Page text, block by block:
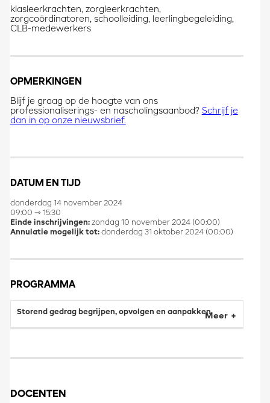
klasleerkrachten, zorgleerkrachten,
zorgcoördinatoren, schoolleiding, leerlingbegeleiding,
CLB-medewerkers
OPMERKINGEN
Blijf je graag op de hoogte van ons
professionaliserings- en nascholingsaanbod? Schrijf je
dan in op onze nieuwsbrief.
DATUM EN TIJD
donderdag 14 november 2024
09:00 ⇾ 15:30
Einde inschrijvingen: zondag 10 november 2024 (00:00)
Annulatie mogelijk tot: donderdag 31 oktober 2024 (00:00)
PROGRAMMA
Storend gedrag begrijpen, opvolgen en aanpakkenMeer
DOCENTEN